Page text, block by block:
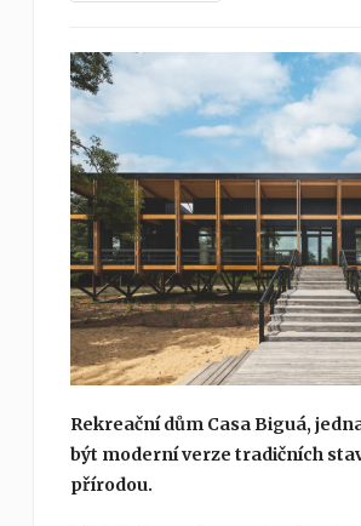
Rekreační dům Casa Biguá,
být moderní verze tradičních
přírodou.